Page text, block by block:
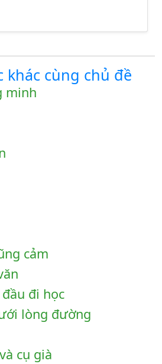
khác cùng chủ đề
minh
cảm
đi học
lòng đường
cụ già